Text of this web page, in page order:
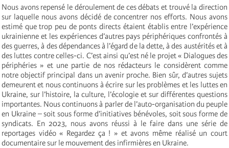
Nous avons repensé le déroulement de ces débats et trouvé la direction
sur laquelle nous avons décidé de concentrer nos efforts. Nous avons
estimé que trop peu de ponts directs étaient établis entre l’expérience
ukrainienne et les expériences d’autres pays périphériques confrontés à
des guerres, à des dépendances à l’égard de la dette, à des austérités et à
des luttes contre celles-ci. C’est ainsi qu’est né le projet « Dialogues des
périphéries » et une partie de nos rédacteurs le considèrent comme
notre objectif principal dans un avenir proche. Bien sûr, d’autres sujets
demeurent et nous continuons à écrire sur les problèmes et les luttes en
Ukraine, sur l’histoire, la culture, l’écologie et sur différentes questions
importantes. Nous continuons à parler de l’auto-organisation du peuple
en Ukraine – soit sous forme d’initiatives bénévoles, soit sous forme de
syndicats. En 2023, nous avons réussi à le faire dans une série de
reportages vidéo « Regardez ça ! » et avons même réalisé un court
documentaire sur le mouvement des infirmières en Ukraine.